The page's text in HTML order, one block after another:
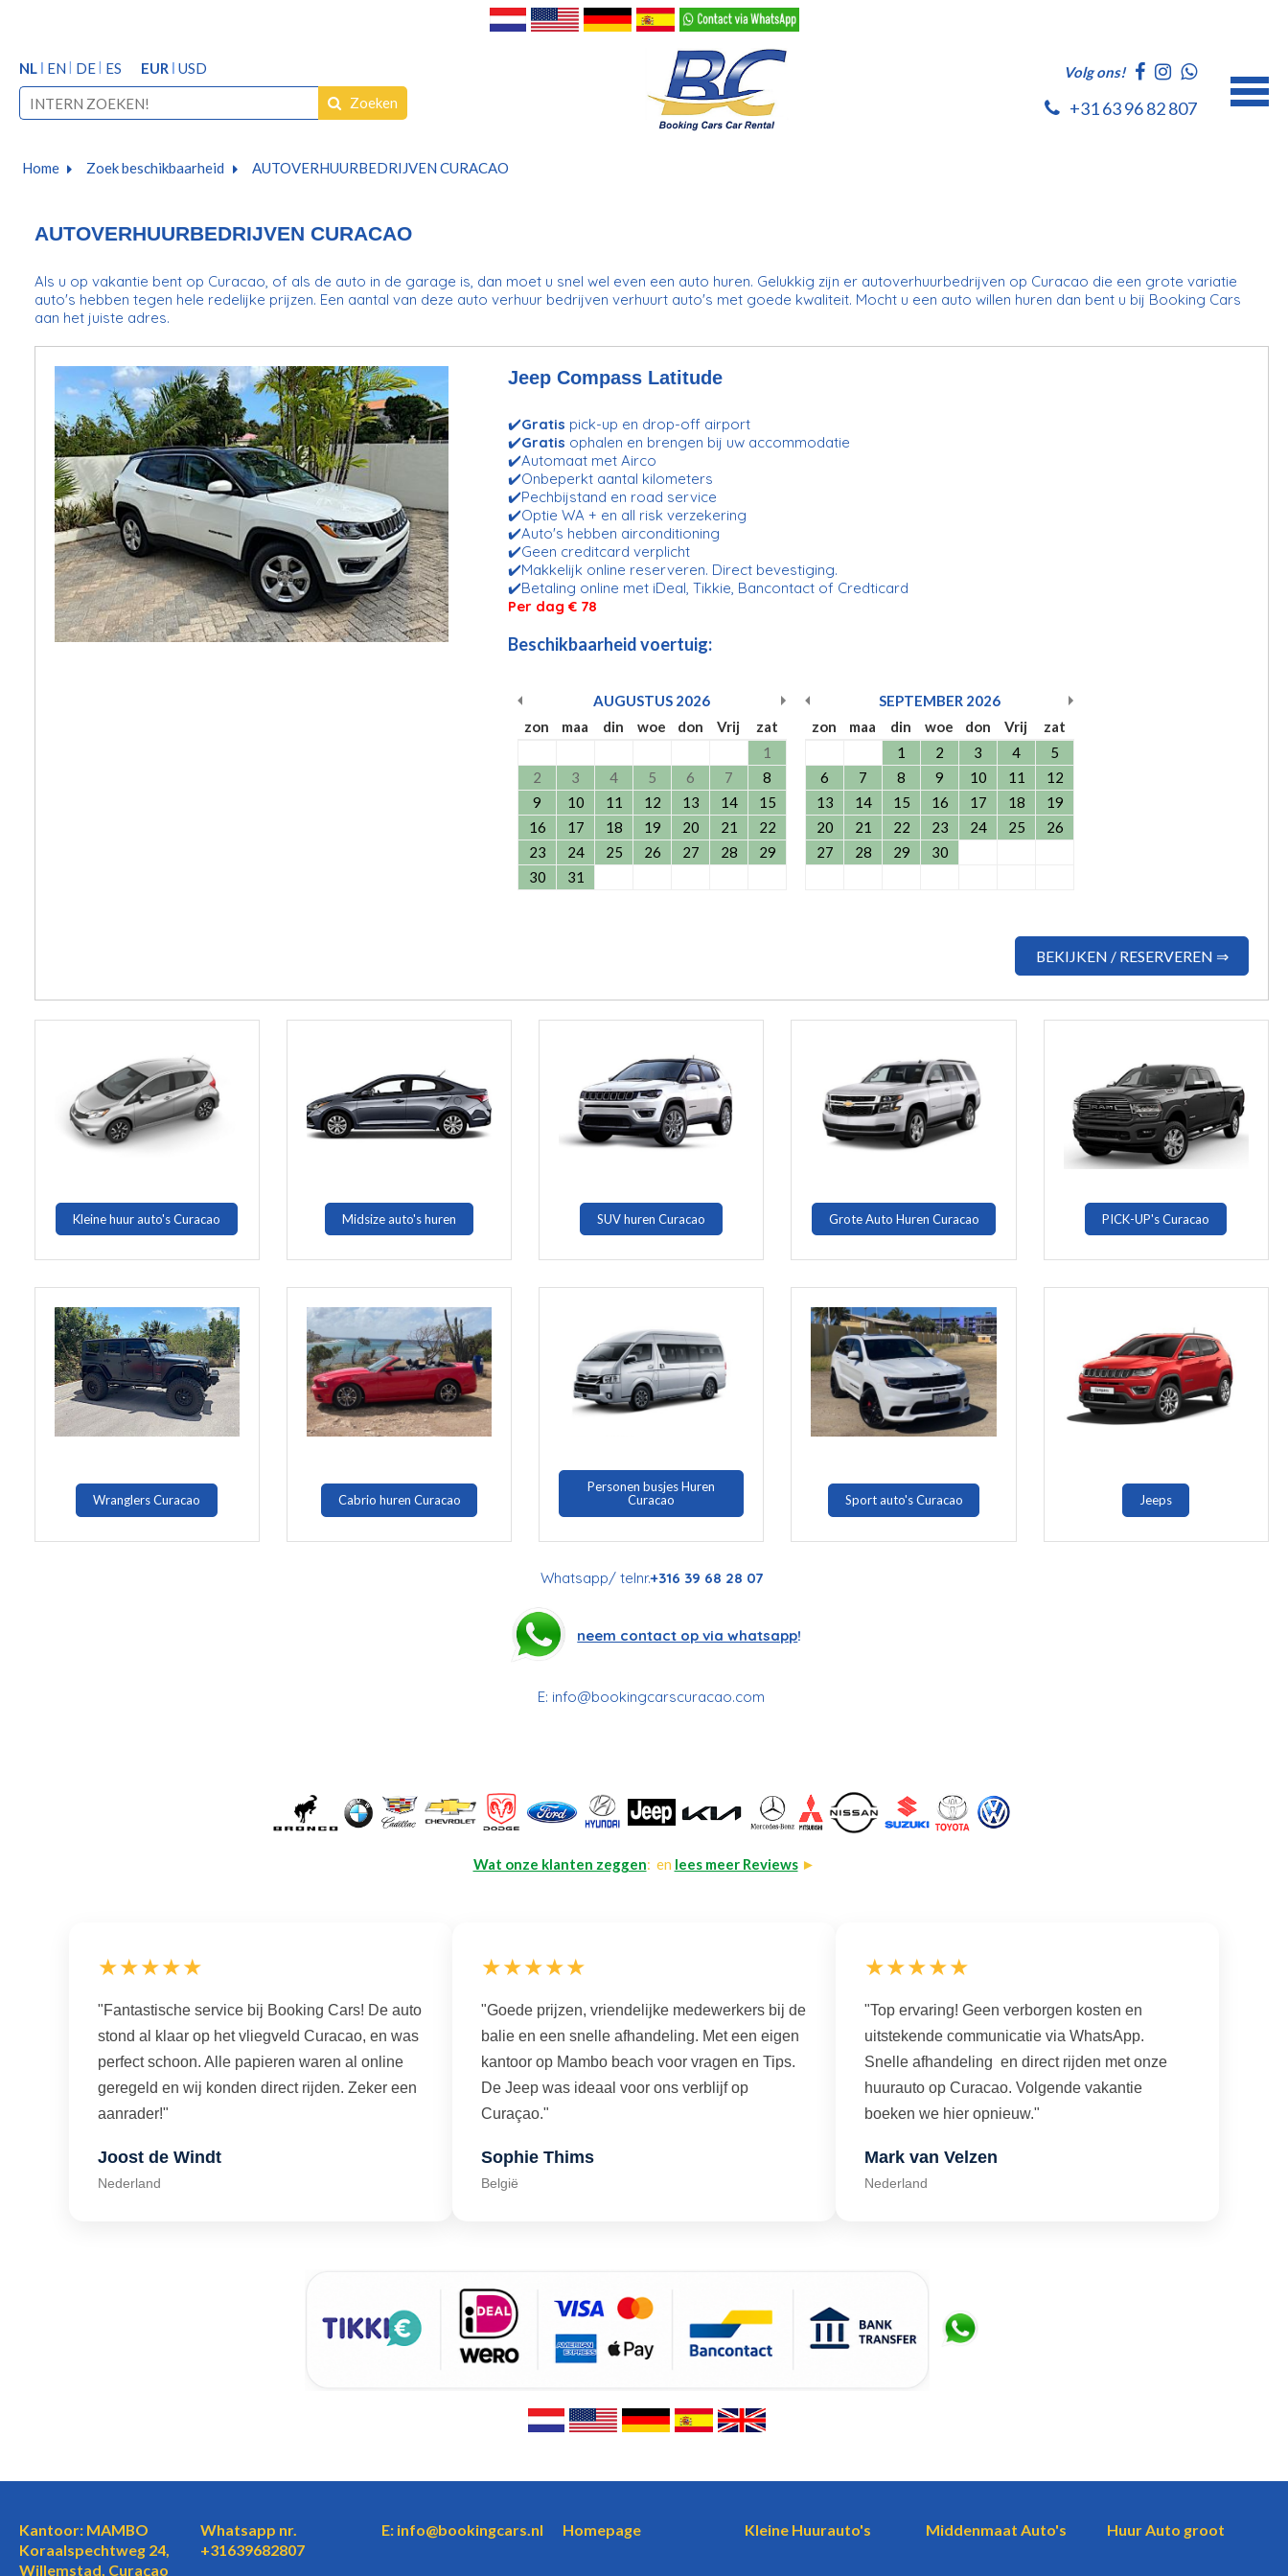
NL EN DE ES EUR USD
Zoeken
Volg ons!
+31 63 96 82 807
Home Zoek beschikbaarheid AUTOVERHUURBEDRIJVEN CURACAO
AUTOVERHUURBEDRIJVEN CURACAO
Als u op vakantie bent op Curacao, of als de auto in de garage is, dan moet u snel wel even een auto huren. Gelukkig zijn er autoverhuurbedrijven op Curacao die een grote variatie
auto's hebben tegen hele redelijke prijzen. Een aantal van deze auto verhuur bedrijven verhuurt auto's met goede kwaliteit. Mocht u een auto willen huren dan bent u bij Booking Cars
aan het juiste adres.
Jeep Compass Latitude
✔️Gratis pick-up en drop-off airport
✔️Gratis ophalen en brengen bij uw accommodatie
✔️Automaat met Airco
✔️Onbeperkt aantal kilometers
✔️Pechbijstand en road service
✔️Optie WA + en all risk verzekering
✔️Auto's hebben airconditioning
✔️Geen creditcard verplicht
✔️Makkelijk online reserveren. Direct bevestiging.
✔️Betaling online met iDeal, Tikkie, Bancontact of Credticard
Per dag € 78
BEKIJKEN / RESERVEREN ⇒
Beschikbaarheid voertuig:
AUGUSTUS 2026
zon
maa din woe don Vrij
zat
1
2
3 4 5 6 7
8
9
10 11 12 13 14
15
16
17 18 19 20 21
22
23
24 25 26 27 28
29
30
31
SEPTEMBER 2026
zon
maa din woe don Vrij
zat
1
2 3 4
5
6
7 8 9 10 11
12
13
14 15 16 17 18
19
20
21 22 23 24 25
26
27
28 29 30
Kleine huur auto's Curacao Midsize auto's huren SUV huren Curacao Grote Auto Huren Curacao PICK-UP's Curacao
Wranglers Curacao Cabrio huren Curacao
Personen busjes Huren
Curacao
Sport auto's Curacao Jeeps
Whatsapp/ telnr.+316 39 68 28 07
neem contact op via whatsapp!
E: info@bookingcarscuracao.com
Wat onze klanten zeggen: en lees meer Reviews►
★★★★★
"Fantastische service bij Booking Cars! De auto
stond al klaar op het vliegveld Curacao, en was
perfect schoon. Alle papieren waren al online
geregeld en wij konden direct rijden. Zeker een
aanrader!"
Joost de Windt
Nederland
★★★★★
"Goede prijzen, vriendelijke medewerkers bij de
balie en een snelle afhandeling. Met een eigen
kantoor op Mambo beach voor vragen en Tips.
De Jeep was ideaal voor ons verblijf op
Curaçao."
Sophie Thims
België
★★★★★
"Top ervaring! Geen verborgen kosten en
uitstekende communicatie via WhatsApp.
Snelle afhandeling en direct rijden met onze
huurauto op Curacao. Volgende vakantie
boeken we hier opnieuw."
Mark van Velzen
Nederland
Kantoor: MAMBO
Koraalspechtweg 24,
Willemstad, Curaçao
Whatsapp nr.
+31639682807
E: info@bookingcars.nl Homepage Kleine Huurauto's Middenmaat Auto's Huur Auto groot